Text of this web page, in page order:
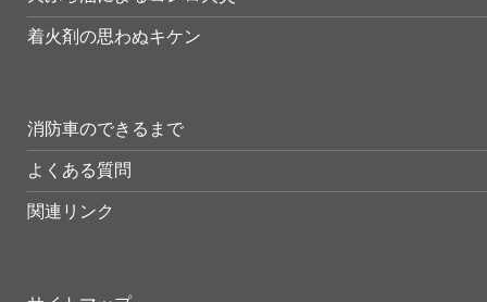
着火剤の思わぬキケン
消防車のできるまで
よくある質問
関連リンク